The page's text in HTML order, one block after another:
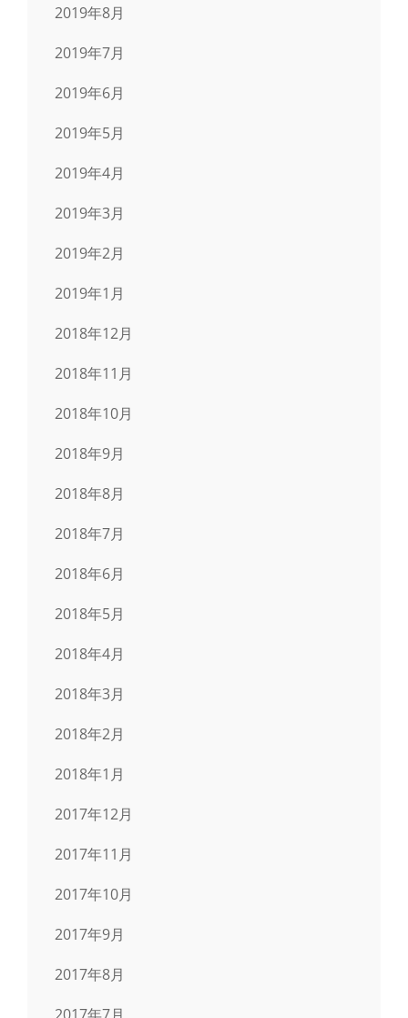
2019年8月
2019年7月
2019年6月
2019年5月
2019年4月
2019年3月
2019年2月
2019年1月
2018年12月
2018年11月
2018年10月
2018年9月
2018年8月
2018年7月
2018年6月
2018年5月
2018年4月
2018年3月
2018年2月
2018年1月
2017年12月
2017年11月
2017年10月
2017年9月
2017年8月
2017年7月